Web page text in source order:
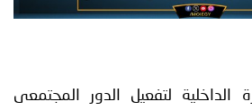
لتفعيل الدور المجتمعى